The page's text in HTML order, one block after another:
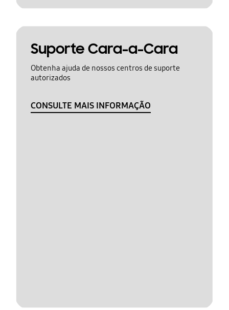
Suporte Cara-a-Cara
Obtenha ajuda de nossos centros de suporte
autorizados
CONSULTE MAIS INFORMAÇÃO